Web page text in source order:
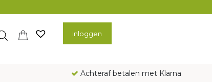
Inloggen
Achteraf betalen met Klarna